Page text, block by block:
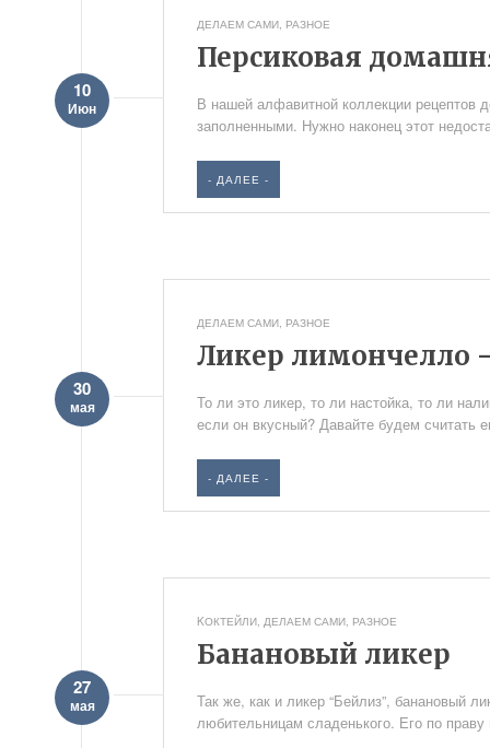
ДЕЛАЕМ САМИ, РАЗНОЕ
Персиковая
10
Июн
В нашей алфавитной коллекции рецептов
заполненными. Нужно наконец этот
- ДАЛЕЕ -
ДЕЛАЕМ САМИ, РАЗНОЕ
Ликер лимончелло
30
мая
То ли это ликер, то ли настойка, то ли
если он вкусный? Давайте будем считать
- ДАЛЕЕ -
KОКТЕЙЛИ, ДЕЛАЕМ САМИ, РАЗНОЕ
Банановый ликер
27
мая
Так же, как и ликер “Бейлиз”, банановый
любительницам сладенького. Его по